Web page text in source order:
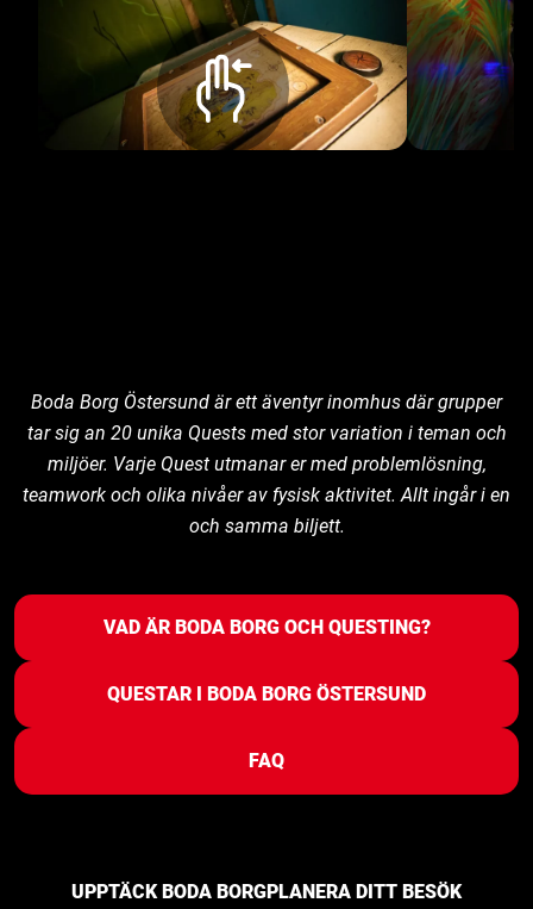
Boda Borg Östersund är ett äventyr inomhus där grupper
tar sig an 20 unika Quests med stor variation i teman och
miljöer. Varje Quest utmanar er med problemlösning,
teamwork och olika nivåer av fysisk aktivitet. Allt ingår i en
och samma biljett.
VAD ÄR BODA BORG OCH QUESTING?
QUESTAR I BODA BORG ÖSTERSUND
FAQ
UPPTÄCK BODA BORGPLANERA DITT BESÖK